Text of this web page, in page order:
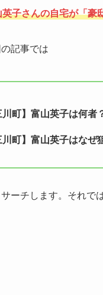
子さんの自宅が「豪
記事では
川町】富山英子は何者
川町】富山英子はなぜ
ーチします。それで